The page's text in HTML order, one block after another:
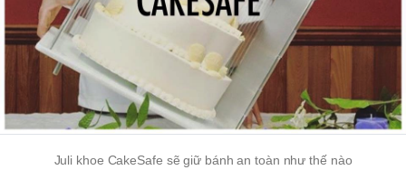
Juli khoe CakeSafe sẽ giữ bánh an toàn như thế nào